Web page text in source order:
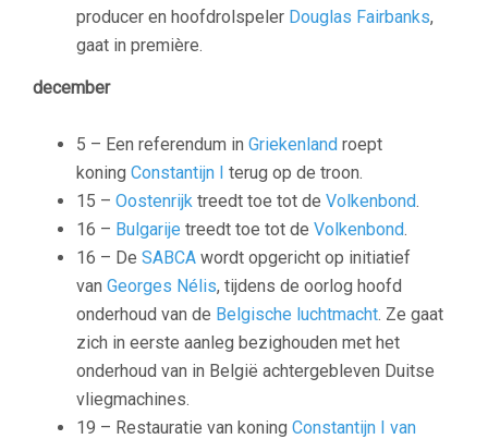
producer en hoofdrolspeler Douglas Fairbanks,
gaat in première.
december
5 – Een referendum in Griekenland roept
koning Constantijn I terug op de troon.
15 – Oostenrijk treedt toe tot de Volkenbond.
16 – Bulgarije treedt toe tot de Volkenbond.
16 – De SABCA wordt opgericht op initiatief
van Georges Nélis, tijdens de oorlog hoofd
onderhoud van de Belgische luchtmacht. Ze gaat
zich in eerste aanleg bezighouden met het
onderhoud van in België achtergebleven Duitse
vliegmachines.
19 – Restauratie van koning Constantijn I van